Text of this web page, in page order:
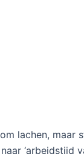
lachen, maar
‘arbeidstijd